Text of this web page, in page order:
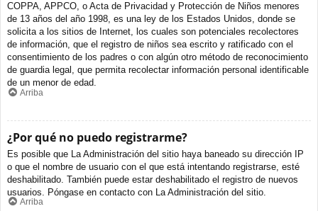
COPPA, APPCO, o Acta de Privacidad y Protección de Niños menores
de 13 años del año 1998, es una ley de los Estados Unidos, donde se
solicita a los sitios de Internet, los cuales son potenciales recolectores
de información, que el registro de niños sea escrito y ratificado con el
consentimiento de los padres o con algún otro método de reconocimiento
de guardia legal, que permita recolectar información personal identificable
de un menor de edad.
Arriba
¿Por qué no puedo registrarme?
Es posible que La Administración del sitio haya baneado su dirección IP
o que el nombre de usuario con el que está intentando registrarse, esté
deshabilitado. También puede estar deshabilitado el registro de nuevos
usuarios. Póngase en contacto con La Administración del sitio.
Arriba